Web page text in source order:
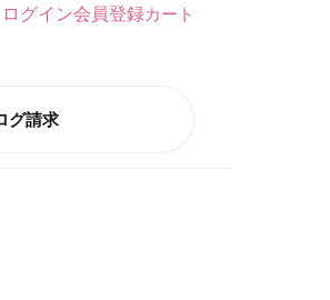
ログイン会員登録カート
グ請求